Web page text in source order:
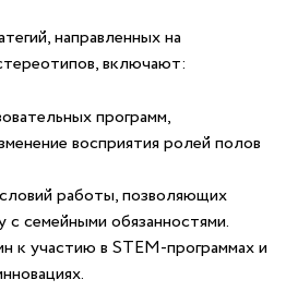
направленных‍ на
включают:
программ,
восприятия⁣ ролей ‍полов
работы, позволяющих‍
с семейными обязанностями.
к ⁤участию‌ в​ STEM-программах и